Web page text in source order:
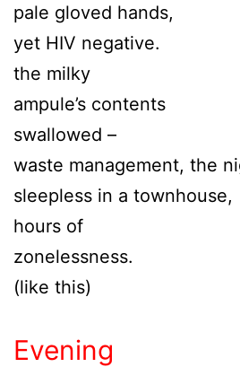
pale gloved hands,
yet HIV negative.
the milky
ampule’s contents
swallowed –
waste management, the
sleepless in a townhouse,
hours of
zonelessness.
(like this)
Evening